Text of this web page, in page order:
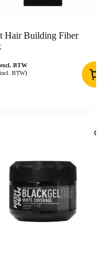
Hair Building Fiber
excl. BTW
incl. BTW)